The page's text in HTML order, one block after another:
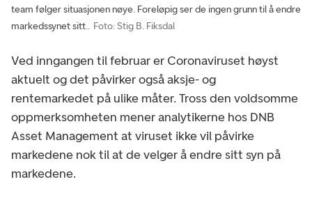
team følger situasjonen nøye. Foreløpig ser de ingen grunn til å endre
markedssynet sitt.. Foto: Stig B. Fiksdal
Ved inngangen til februar er Coronaviruset høyst
aktuelt og det påvirker også aksje- og
rentemarkedet på ulike måter. Tross den voldsomme
oppmerksomheten mener analytikerne hos DNB
Asset Management at viruset ikke vil påvirke
markedene nok til at de velger å endre sitt syn på
markedene.